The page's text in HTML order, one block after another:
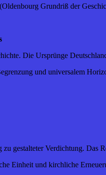
Grundriß der
Die Ursprünge
und universalem
gestalteter Verdichtung.
Einheit und kirchliche